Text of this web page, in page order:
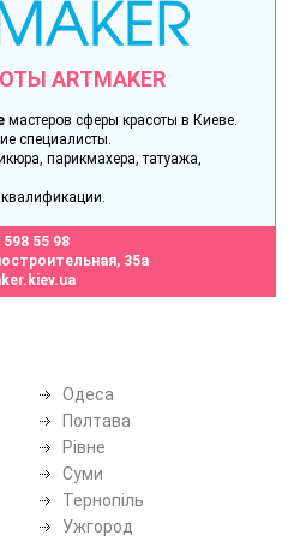
ARTMAKER
мастеров сферы красоты в Киеве.
специалисты.
парикмахера, татуажа,
598 55 98
35а
Одеса
Полтава
Рівне
Суми
Тернопіль
Ужгород